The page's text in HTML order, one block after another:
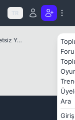
TR
Ara
Giriş
Programlar - Ücretli ve Ücretsiz Yazılımlar
Kapat